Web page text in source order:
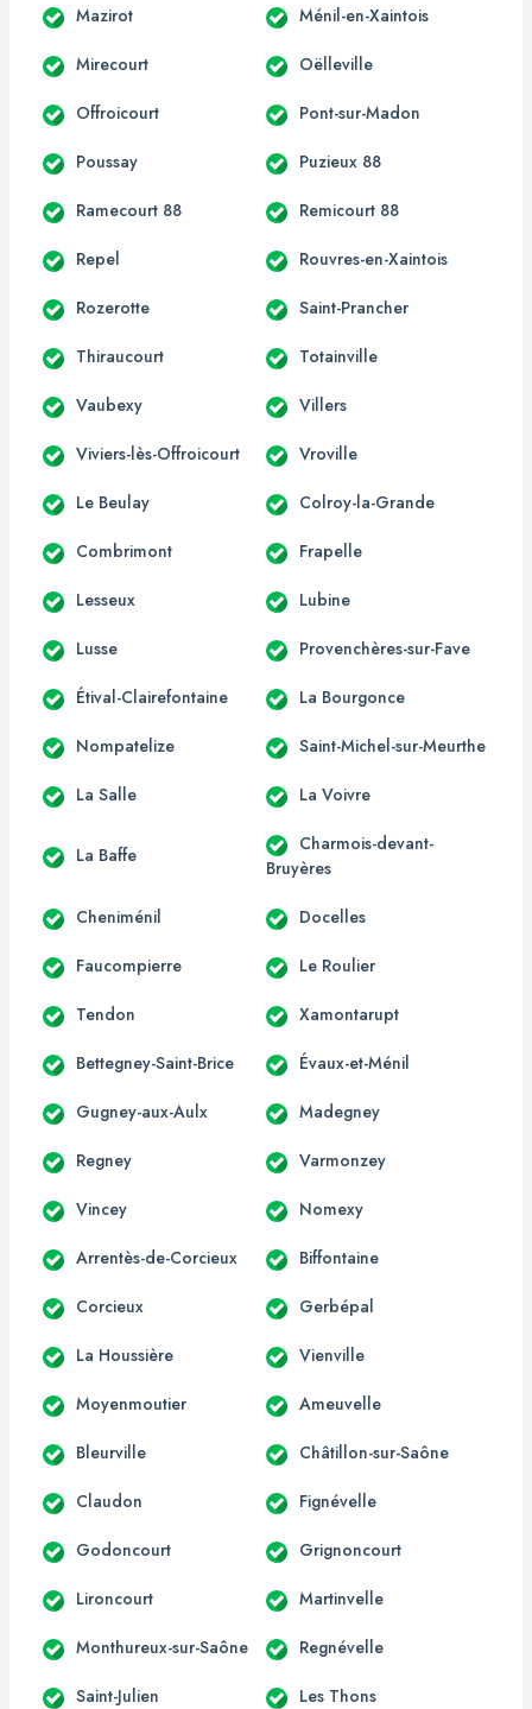
Mazirot Ménil-en-Xaintois
Mirecourt Oëlleville
Offroicourt Pont-sur-Madon
Poussay Puzieux 88
Ramecourt 88 Remicourt 88
Repel Rouvres-en-Xaintois
Rozerotte Saint-Prancher
Thiraucourt Totainville
Vaubexy Villers
Viviers-lès-Offroicourt Vroville
Le Beulay Colroy-la-Grande
Combrimont Frapelle
Lesseux Lubine
Lusse Provenchères-sur-Fave
Étival-Clairefontaine La Bourgonce
Nompatelize Saint-Michel-sur-Meurthe
La Salle La Voivre
La Baffe
Charmois-devant-
Bruyères
Cheniménil Docelles
Faucompierre Le Roulier
Tendon Xamontarupt
Bettegney-Saint-Brice Évaux-et-Ménil
Gugney-aux-Aulx Madegney
Regney Varmonzey
Vincey Nomexy
Arrentès-de-Corcieux Biffontaine
Corcieux Gerbépal
La Houssière Vienville
Moyenmoutier Ameuvelle
Bleurville Châtillon-sur-Saône
Claudon Fignévelle
Godoncourt Grignoncourt
Lironcourt Martinvelle
Monthureux-sur-Saône Regnévelle
Saint-Julien Les Thons